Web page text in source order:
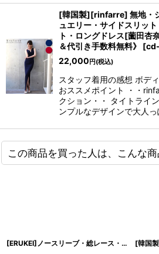
[韓国製][rinfarre] 無地・
ュエリー・サイドスリッ
ト・ロングドレス[薗田杏
＆代引き手数料無料》
[
22,000 円 (税込)
スタッフ着用の感想 ボデ
おススメポイント ・・
クション・・ タイトライ
ンプルなデザインで大人
この商品を買った人は、こんな
[ERUKEI]ノースリーブ・総レース・マーメイド・ひざ下・ミディアム・ドレス・ワンピース[MIRIN・山崎みどり・黒木麗奈・関あいか着用]《送料＆代引き手数料無料》myrd